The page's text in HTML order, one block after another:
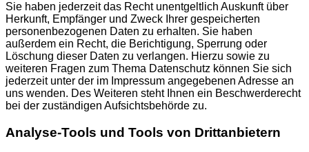
Sie haben jederzeit das Recht unentgeltlich Auskunft über
Herkunft, Empfänger und Zweck Ihrer gespeicherten
personenbezogenen Daten zu erhalten. Sie haben
außerdem ein Recht, die Berichtigung, Sperrung oder
Löschung dieser Daten zu verlangen. Hierzu sowie zu
weiteren Fragen zum Thema Datenschutz können Sie sich
jederzeit unter der im Impressum angegebenen Adresse an
uns wenden. Des Weiteren steht Ihnen ein Beschwerderecht
bei der zuständigen Aufsichtsbehörde zu.
Analyse-Tools und Tools von Drittanbietern